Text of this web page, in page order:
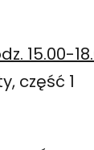
15.00-
część 1